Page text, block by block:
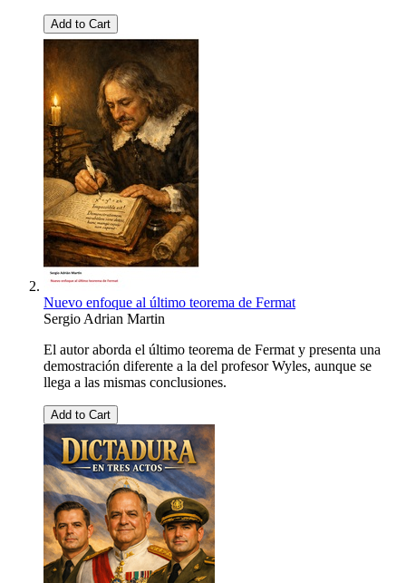
Add to Cart
Nuevo enfoque al último teorema de Fermat
Sergio Adrian Martin
El autor aborda el último teorema de Fermat y presenta una
demostración diferente a la del profesor Wyles, aunque se
llega a las mismas conclusiones.
Add to Cart